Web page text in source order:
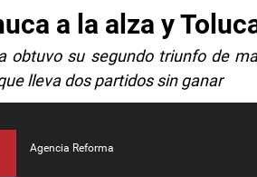
a la alza y
obtuvo su segundo triunfo de
lleva dos partidos sin ganar
Agencia Reforma